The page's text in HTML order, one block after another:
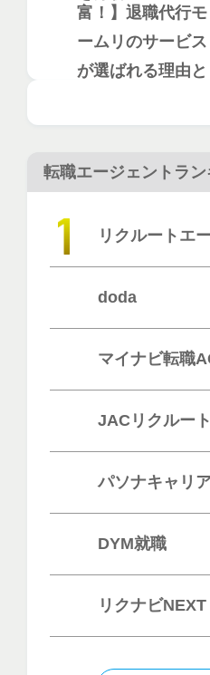
アップなら
エンジニ
イター
すめ
アドバイ
サポート
イト
フリータ
未経験か
転職エージェントラ
リクルートエ
doda
マイナビ転職
JACリクルー
パソナキャリ
DYM就職
リクナビNEXT